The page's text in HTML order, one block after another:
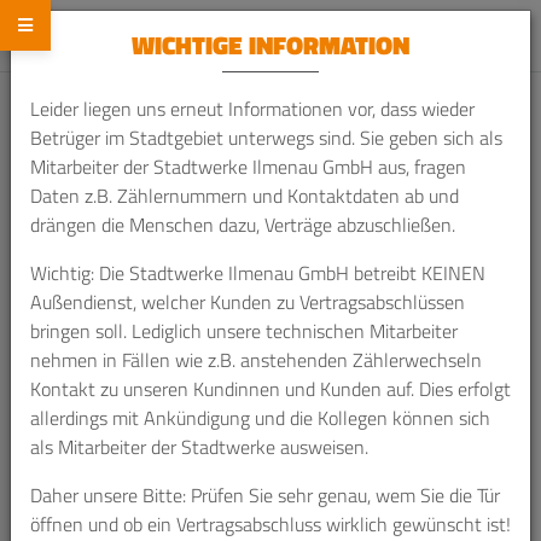
Home Service Kundenportal
Kundenportal
Wenn Sie bereits von der Stadtwerke Ilmenau GmbH
beliefertwerden, können Sie sich im Bestandskundenportal
registrieren.
Hier haben Sie die Möglichkeit einen Vertragswechsel in ein
Onlineprodukt vorzunehmen und Ihre Daten individuell zu
verwalten.
WICHTIGE INFORMATION
Leider liegen uns erneut Informationen vor, dass wieder
Betrüger im Stadtgebiet unterwegs sind. Sie geben sich als
Mitarbeiter der Stadtwerke Ilmenau GmbH aus, fragen
Daten z.B. Zählernummern und Kontaktdaten ab und
drängen die Menschen dazu, Verträge abzuschließen.
Wichtig: Die Stadtwerke Ilmenau GmbH betreibt KEINEN
Außendienst, welcher Kunden zu Vertragsabschlüssen
bringen soll. Lediglich unsere technischen Mitarbeiter
nehmen in Fällen wie z.B. anstehenden Zählerwechseln
Kontakt zu unseren Kundinnen und Kunden auf. Dies erfolgt
allerdings mit Ankündigung und die Kollegen können sich
als Mitarbeiter der Stadtwerke ausweisen.
Daher unsere Bitte: Prüfen Sie sehr genau, wem Sie die Tür
öffnen und ob ein Vertragsabschluss wirklich gewünscht ist!